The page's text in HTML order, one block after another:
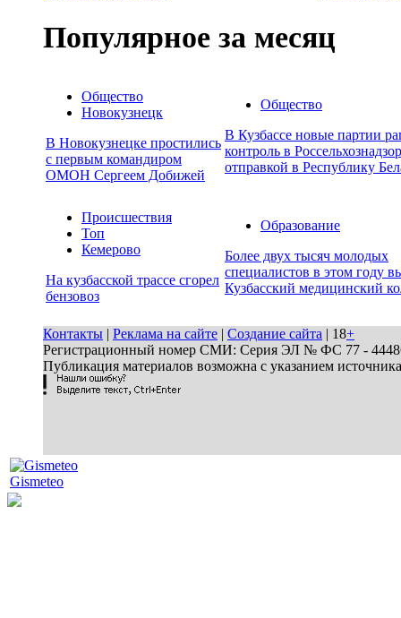
Популярное за месяц
Общество
Новокузнецк
В Новокузнецке простились
с первым командиром
ОМОН Сергеем Добижей
Общество
В Кузбассе новые партии
контроль в
отправкой в Республику
Происшествия
Топ
Кемерово
На кузбасской трассе сгорел
бензовоз
Образование
Более двух тысяч молодых
специалистов в этом году
Кузбасский медицинский
Контакты | Реклама на сайте | Создание сайта | 18+
Регистрационный номер СМИ: Серия ЭЛ № ФС 77 - 44486
Публикация материалов возможна с указанием
Gismeteo